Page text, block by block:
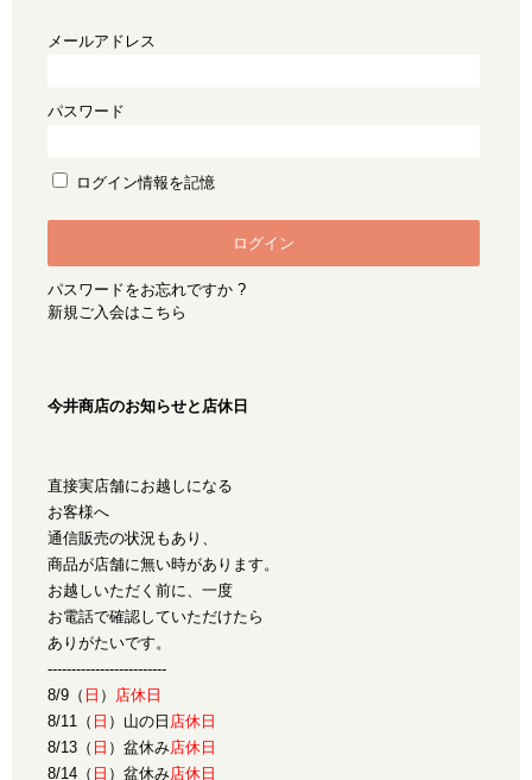
メールアドレス
パスワード
ログイン情報を記憶
パスワードをお忘れですか ?
新規ご入会はこちら
今井商店のお知らせと店休日
直接実店舗にお越しになる
お客様へ
通信販売の状況もあり、
商品が店舗に無い時があります。
お越しいただく前に、一度
お電話で確認していただけたら
ありがたいです。
-------------------------
8/9（ 日 ）
店休日
8/11（ 日 ）山の日 店休日
8/13（ 日 ）盆休み店休日
8/14（ 日 ）盆休み店休日